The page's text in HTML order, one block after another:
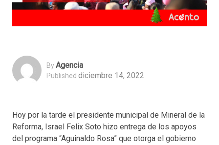
ByAgencia
Published diciembre 14, 2022
Hoy por la tarde el presidente municipal de Mineral de la
Reforma, Israel Felix Soto hizo entrega de los apoyos
del programa “Aguinaldo Rosa” que otorga el gobierno